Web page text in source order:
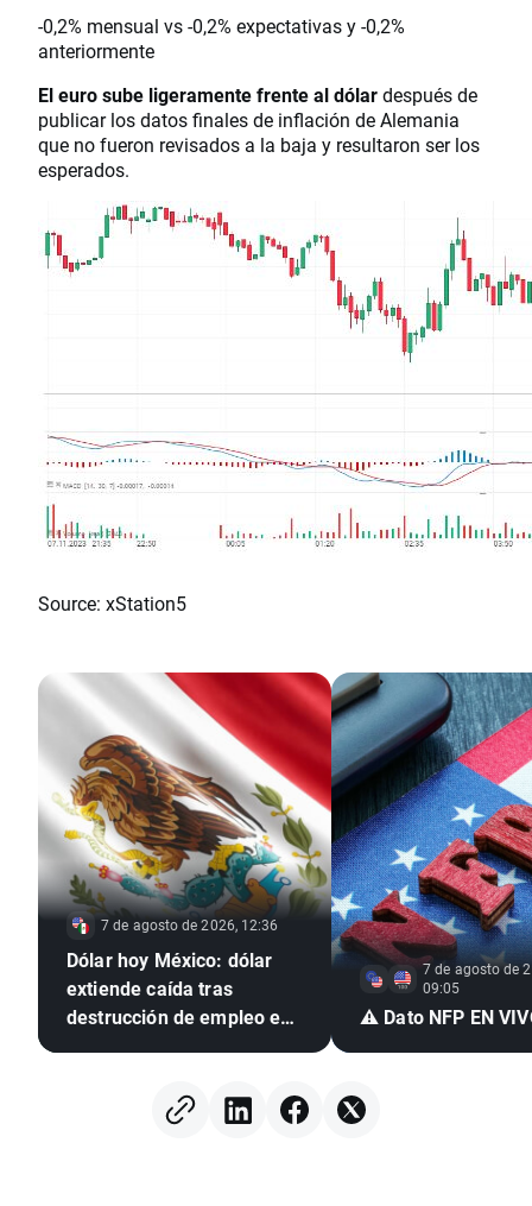
-0,2% mensual vs -0,2% expectativas y -0,2%
anteriormente
El euro sube ligeramente frente al dólardespués de
publicar los datos finales de inflación de Alemania
que no fueron revisados a la baja y resultaron ser los
esperados.
Source: xStation5
7 de agosto de 2026, 12:36
Dólar hoy México: dólar
extiende caída tras
destrucción de empleo en
7 de agosto de
09:05
⚠️ Dato NFP EN